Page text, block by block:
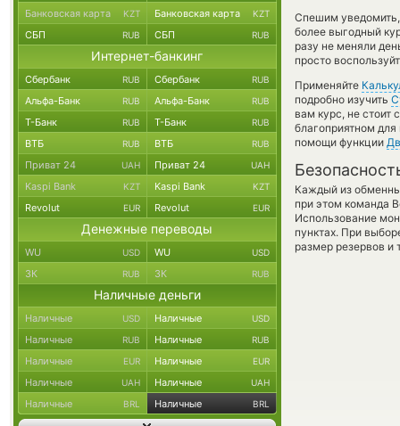
Спешим
более выгодный
разу не меняли
просто
Применяйте
подробно изучить
вам курс, не стоит
благоприятном для
помощи функции
Каждый из
при этом команда
Использование
пунктах. При
размер резервов и
Банковская карта KZT Банковская карта KZT
СБП RUB СБП RUB
Интернет-банкинг
Сбербанк RUB Сбербанк RUB
Альфа-Банк RUB Альфа-Банк RUB
Т-Банк RUB Т-Банк RUB
ВТБ RUB ВТБ RUB
Приват 24 UAH Приват 24 UAH
Kaspi Bank KZT Kaspi Bank KZT
Revolut EUR Revolut EUR
Денежные переводы
WU USD WU USD
ЗК RUB ЗК RUB
Наличные деньги
Наличные USD Наличные USD
Наличные RUB Наличные RUB
Наличные EUR Наличные EUR
Наличные UAH Наличные UAH
Наличные BRL Наличные BRL